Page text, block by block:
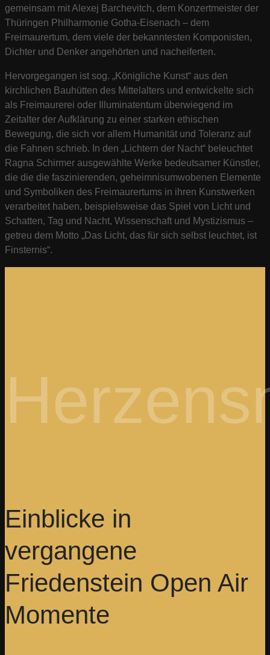
gemeinsam mit Alexej Barchevitch, dem Konzertmeister der
Thüringen Philharmonie Gotha-Eisenach – dem
Freimaurertum, dem viele der bekanntesten Komponisten,
Dichter und Denker angehörten und nacheiferten.
Hervorgegangen ist sog. „Königliche Kunst“ aus den
kirchlichen Bauhütten des Mittelalters und entwickelte sich
als Freimaurerei oder Illuminatentum überwiegend im
Zeitalter der Aufklärung zu einer starken ethischen
Bewegung, die sich vor allem Humanität und Toleranz auf
die Fahnen schrieb. In den „Lichtern der Nacht“ beleuchtet
Ragna Schirmer ausgewählte Werke bedeutsamer Künstler,
die die die faszinierenden, geheimnisumwobenen Elemente
und Symboliken des Freimaurertums in ihren Kunstwerken
verarbeitet haben, beispielsweise das Spiel von Licht und
Schatten, Tag und Nacht, Wissenschaft und Mystizismus –
getreu dem Motto „Das Licht, das für sich selbst leuchtet, ist
Finsternis“.
Einblicke in
vergangene
Friedenstein Open Air
Momente